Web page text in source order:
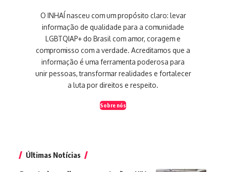
O INHAÍ nasceu com um propósito claro: levar
informação de qualidade para a comunidade
LGBTQIAP+ do Brasil com amor, coragem e
compromisso com a verdade. Acreditamos que a
informação é uma ferramenta poderosa para
unir pessoas, transformar realidades e fortalecer
a luta por direitos e respeito.
Sobre nós
Últimas Notícias